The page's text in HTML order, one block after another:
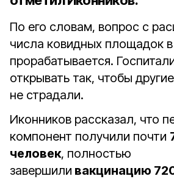
По его словам, вопрос с
числа ковидных площадок в
прорабатывается.
открывать так, чтобы
не страдали.
Иконников рассказал, что
компонент получили почти
человек, полностью
завершили вакцинацию